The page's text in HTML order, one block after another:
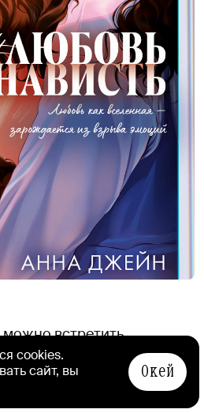
встретить
(«Нежеланная
русский сеттинг:
происходить
cookies.
сайт, вы
Окей